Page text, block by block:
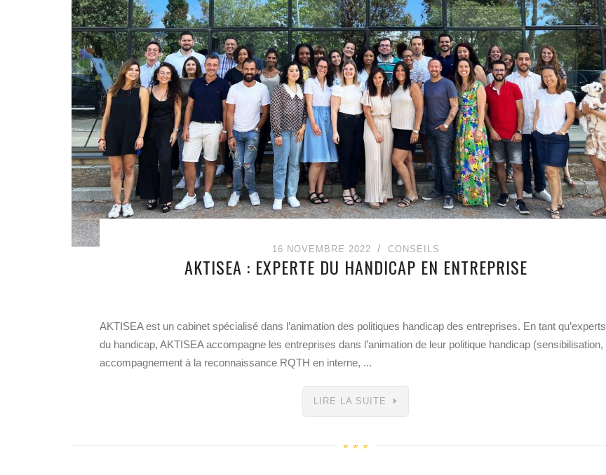
16 NOVEMBRE 2022 CONSEILS
AKTISEA : EXPERTE DU HANDICAP EN ENTREPRISE
AKTISEA est un cabinet spécialisé dans l’animation des politiques handicap des entreprises. En tant qu’experts
du handicap, AKTISEA accompagne les entreprises dans l’animation de leur politique handicap (sensibilisation,
accompagnement à la reconnaissance RQTH en interne, ...
LIRE LA SUITE